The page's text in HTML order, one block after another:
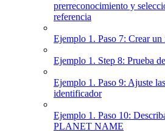
prerreconocimiento y
referencia
Ejemplo 1. Paso 7: Crear
Ejemplo 1. Step 8: Prueba
Ejemplo 1. Paso 9: Ajuste
identificador
Ejemplo 1. Paso 10:
PLANET NAME